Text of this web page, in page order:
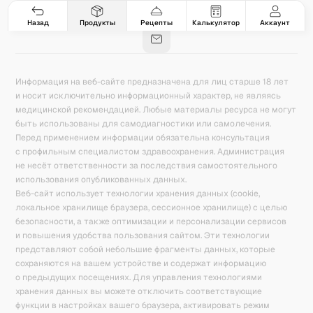
Назад Продукты Рецепты Калькулятор Аккаунт
Гастро-сеты 8 Рецепты 171 Продукты 5078 42
База знаний Калькулятор калорий
Информация на веб-сайте предназначена для лиц старше 18 лет
и носит исключительно информационный характер, не являясь
медицинской рекомендацией. Любые материалы ресурса не могут
быть использованы для самодиагностики или самолечения.
Перед применением информации обязательна консультация
с профильным специалистом здравоохранения. Администрация
не несёт ответственности за последствия самостоятельного
использования опубликованных данных.
Веб-сайт использует технологии хранения данных (cookie,
локальное хранилище браузера, сессионное хранилище) с целью
безопасности, а также оптимизации и персонализации сервисов
и повышения удобства пользования сайтом. Эти технологии
представляют собой небольшие фрагменты данных, которые
сохраняются на вашем устройстве и содержат информацию
о предыдущих посещениях. Для управления технологиями
хранения данных вы можете отключить соответствующие
функции в настройках вашего браузера, активировать режим